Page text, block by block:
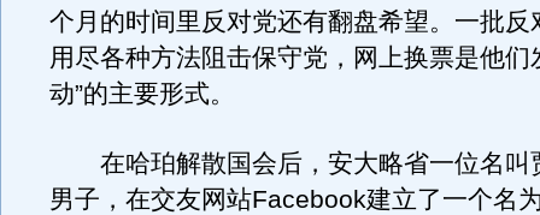
个月的时间里反对党还有翻盘希望。一批反
用尽各种方法阻击保守党，网上换票是他们
动”的主要形式。
在哈珀解散国会后，安大略省一位名叫
男子，在交友网站Facebook建立了一个名